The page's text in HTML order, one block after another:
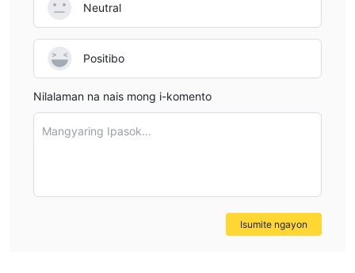
Neutral
Positibo
Nilalaman na nais mong i-komento
Mangyaring Ipasok...
Isumite ngayon